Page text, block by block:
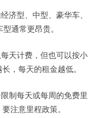
型、中型、豪华车、
通常更昂贵。
天计费，但也可以按小
，每天的租金越低。
制每天或每周的免费里
注意里程政策。